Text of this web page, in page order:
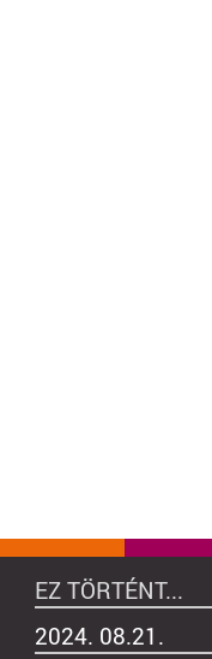
EZ TÖRTÉNT...
2024. 08.21.